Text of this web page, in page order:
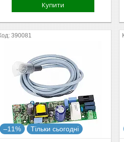
Купити
390081
–11% Тільки сьогодні